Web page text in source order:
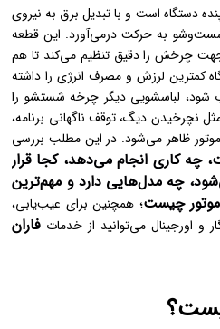
دستگاه است و با تبدیل برق به نیروی
به حرکت درمی‌آورد. این قطعه
چرخش را دقیق تنظیم می‌کند تا هم
کمترین لرزش و مصرف انرژی را داشته
شود، لباسشویی دیگر چرخه شستشو را
نچرخیدن دیگ، توقف ناگهانی برنامه،
ظاهر می‌شود. در این مطلب بررسی
چه کاری انجام می‌دهد، کجا قرار
چه مدل‌هایی دارد و مهم‌ترین
چیست؛ همچنین برای عیب‌یابی،
و اورجینال می‌توانید از خدماتفاران